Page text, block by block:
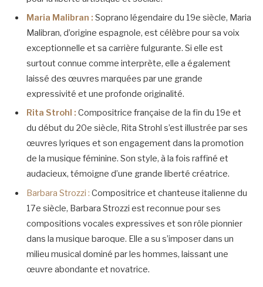
Maria Malibran : Soprano légendaire du 19e siècle, Maria
Malibran, d’origine espagnole, est célèbre pour sa voix
exceptionnelle et sa carrière fulgurante. Si elle est
surtout connue comme interprète, elle a également
laissé des œuvres marquées par une grande
expressivité et une profonde originalité.
Rita Strohl : Compositrice française de la fin du 19e et
du début du 20e siècle, Rita Strohl s’est illustrée par ses
œuvres lyriques et son engagement dans la promotion
de la musique féminine. Son style, à la fois raffiné et
audacieux, témoigne d’une grande liberté créatrice.
Barbara Strozzi : Compositrice et chanteuse italienne du
17e siècle, Barbara Strozzi est reconnue pour ses
compositions vocales expressives et son rôle pionnier
dans la musique baroque. Elle a su s’imposer dans un
milieu musical dominé par les hommes, laissant une
œuvre abondante et novatrice.